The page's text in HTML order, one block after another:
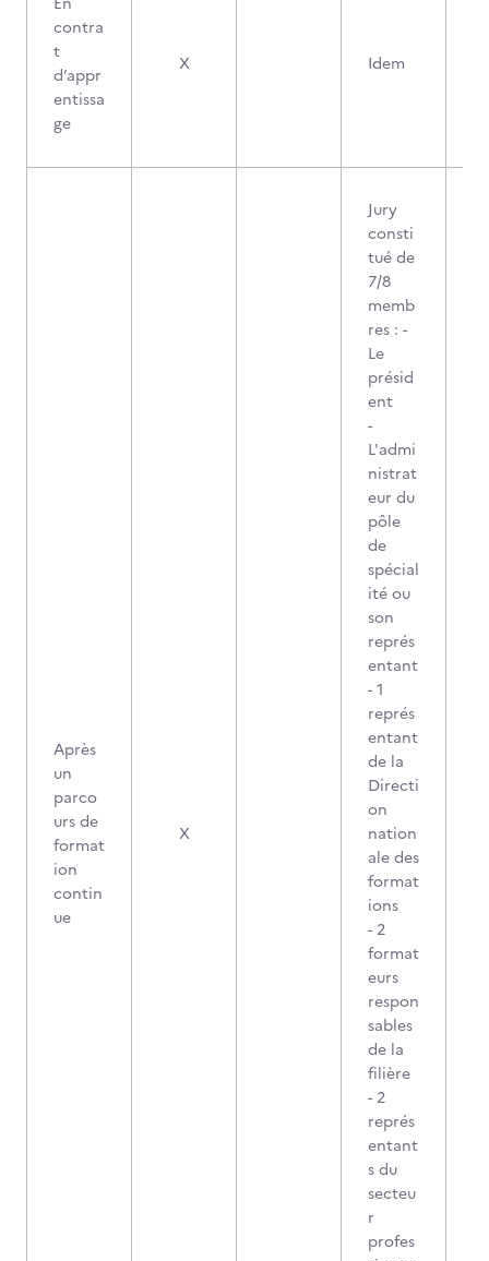
contra
t
d’appr
entissa
ge
X Idem
Après
un
parco
urs de
format
ion
contin
ue
X
Jury
consti
tué de
7/8
memb
res : -
Le
présid
ent
-
L'admi
nistrat
eur du
pôle
de
spécial
ité ou
son
représ
entant
- 1
représ
entant
de la
Directi
on
nation
ale des
format
ions
- 2
format
eurs
respon
sables
de la
filière
- 2
représ
entant
s du
secteu
r
profes